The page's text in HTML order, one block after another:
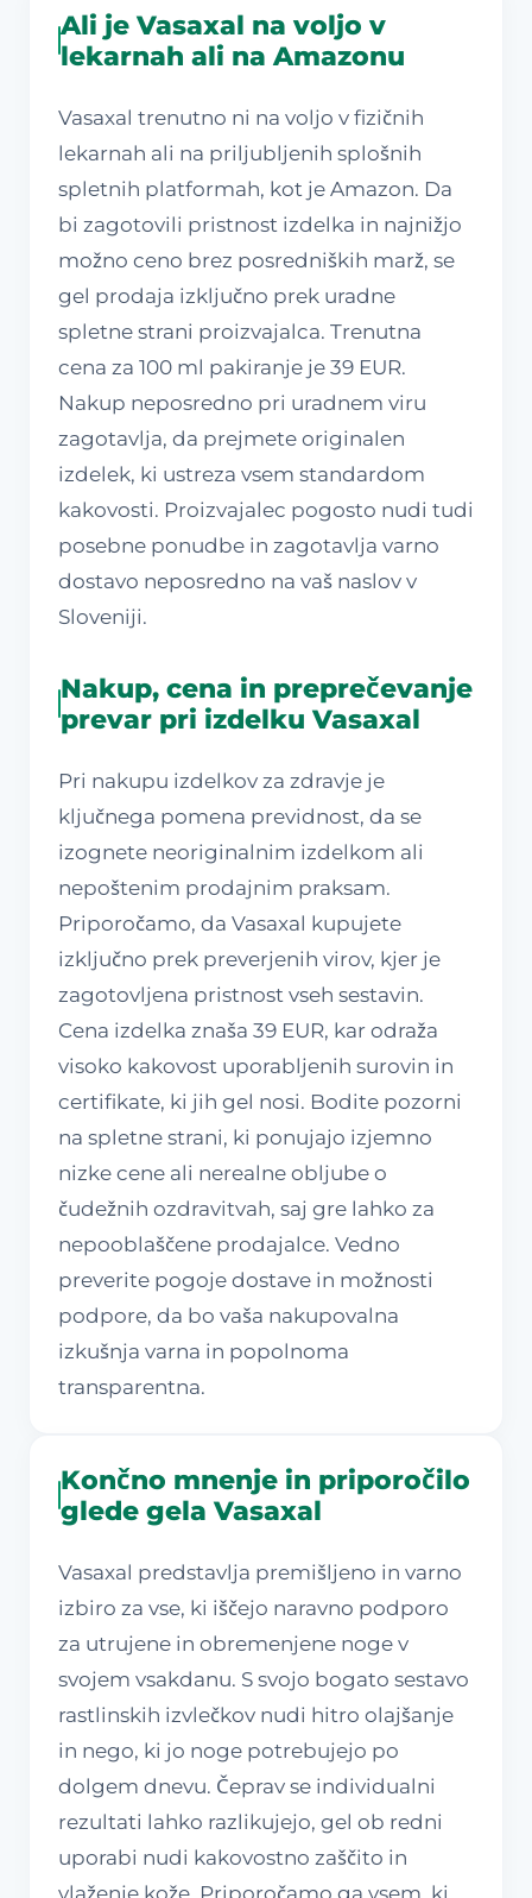
Ali je Vasaxal na voljo v
lekarnah ali na Amazonu
Vasaxal trenutno ni na voljo v fizičnih
lekarnah ali na priljubljenih splošnih
spletnih platformah, kot je Amazon. Da
bi zagotovili pristnost izdelka in najnižjo
možno ceno brez posredniških marž, se
gel prodaja izključno prek uradne
spletne strani proizvajalca. Trenutna
cena za 100 ml pakiranje je 39 EUR.
Nakup neposredno pri uradnem viru
zagotavlja, da prejmete originalen
izdelek, ki ustreza vsem standardom
kakovosti. Proizvajalec pogosto nudi tudi
posebne ponudbe in zagotavlja varno
dostavo neposredno na vaš naslov v
Sloveniji.
Nakup, cena in preprečevanje
prevar pri izdelku Vasaxal
Pri nakupu izdelkov za zdravje je
ključnega pomena previdnost, da se
izognete neoriginalnim izdelkom ali
nepoštenim prodajnim praksam.
Priporočamo, da Vasaxal kupujete
izključno prek preverjenih virov, kjer je
zagotovljena pristnost vseh sestavin.
Cena izdelka znaša 39 EUR, kar odraža
visoko kakovost uporabljenih surovin in
certifikate, ki jih gel nosi. Bodite pozorni
na spletne strani, ki ponujajo izjemno
nizke cene ali nerealne obljube o
čudežnih ozdravitvah, saj gre lahko za
nepooblaščene prodajalce. Vedno
preverite pogoje dostave in možnosti
podpore, da bo vaša nakupovalna
izkušnja varna in popolnoma
transparentna.
Končno mnenje in priporočilo
glede gela Vasaxal
Vasaxal predstavlja premišljeno in varno
izbiro za vse, ki iščejo naravno podporo
za utrujene in obremenjene noge v
svojem vsakdanu. S svojo bogato sestavo
rastlinskih izvlečkov nudi hitro olajšanje
in nego, ki jo noge potrebujejo po
dolgem dnevu. Čeprav se individualni
rezultati lahko razlikujejo, gel ob redni
uporabi nudi kakovostno zaščito in
vlaženje kože. Priporočamo ga vsem, ki